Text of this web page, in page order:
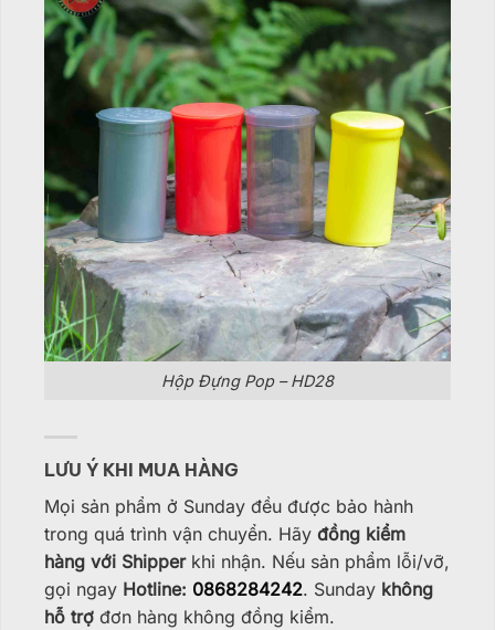
Hộp Đựng Pop – HD28
LƯU Ý KHI MUA HÀNG
Mọi sản phẩm ở Sunday đều được bảo hành
trong quá trình vận chuyển. Hãy đồng kiểm
hàng với Shipperkhi nhận. Nếu sản phẩm lỗi/vỡ,
gọi ngay Hotline: 0868284242. Sunday không
hỗ trợ đơn hàng không đồng kiểm.